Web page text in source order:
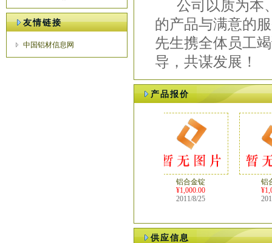
友情链接
中国铝材信息网
公司以质为本
的产品与满意的
先生携全体员工
导，共谋发展！
产品报价
铝合金锭
¥1,000.00
2011/8/25
铝合
2011/
供应信息